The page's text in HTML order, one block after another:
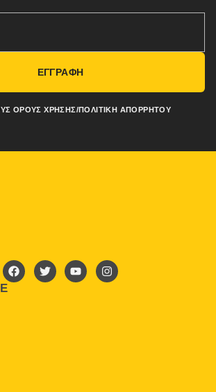
ΌΡΟΥΣ ΧΡΉΣΗΣ/ΠΟΛΙΤΙΚΉ ΑΠΟΡΡΉΤΟΥ
ΕΓΓΡΑΦΗ